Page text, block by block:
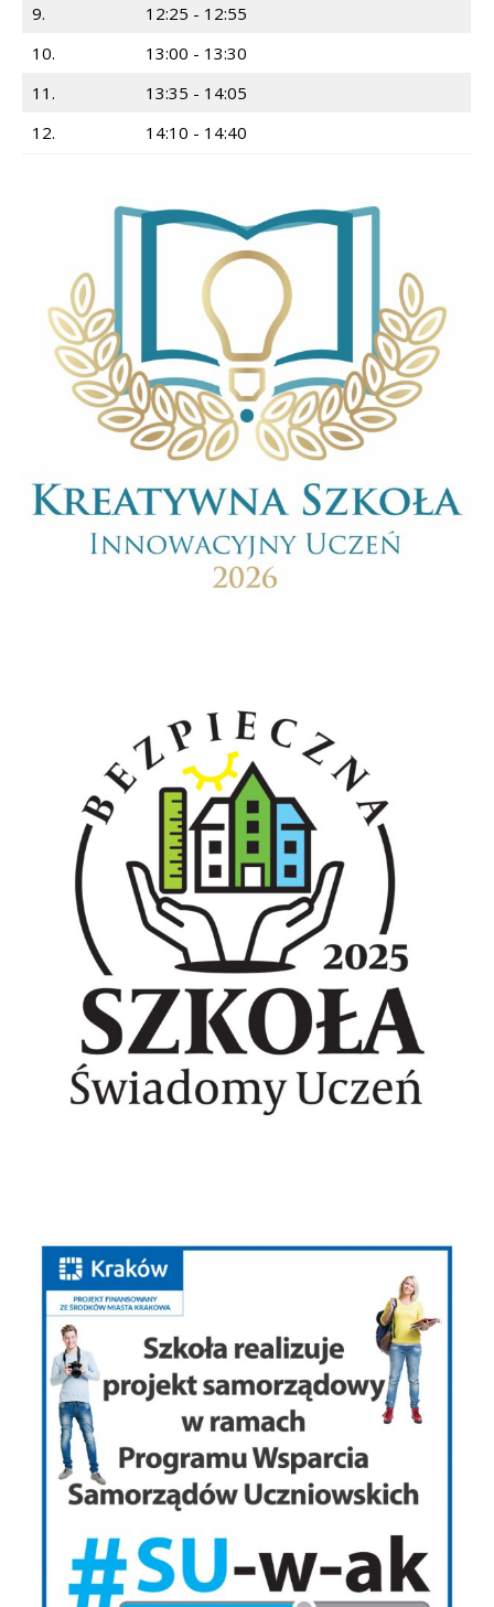
9.
12:25 - 12:55
10.
13:00 - 13:30
11.
13:35 - 14:05
12.
14:10 - 14:40